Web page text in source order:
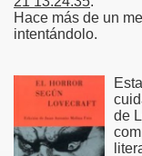
Hace más de un
intentándolo.
de